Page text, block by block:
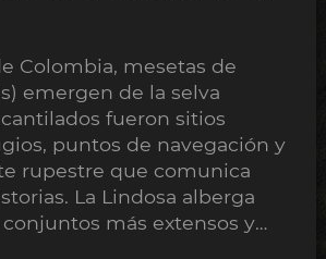
Colombia, mesetas de
emergen de la selva
fueron sitios
puntos de navegación y
rupestre que comunica
La Lindosa alberga
más extensos y